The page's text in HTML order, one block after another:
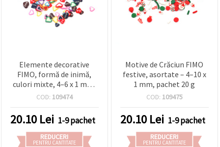
Elemente decorative
FIMO, formă de inimă,
culori mixte, 4–6 x 1 mm,
20 g
COD: 109474
20.10 Lei 1-9 pachet
REDUCERI
PENTRU CANTITATE
Motive de Crăciun FIMO
festive, asortate – 4–10 x
1 mm, pachet 20 g
COD: 109475
20.10 Lei 1-9 pachet
REDUCERI
PENTRU CANTITATE